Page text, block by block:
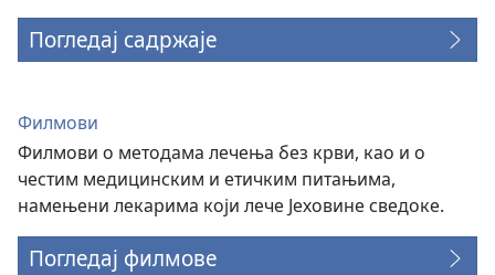
Погледај садржаје
Филмови
Филмови о методама лечења без крви, као и о
честим медицинским и етичким питањима,
намењени лекарима који лече Јеховине сведоке.
Погледај филмове